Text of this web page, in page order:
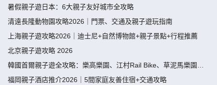
暑假親子遊日本：6大親子友好城市全攻略
清遠長隆動物園攻略2026｜門票、交通及親子遊玩指南
上海親子遊攻略2026｜迪士尼+自然博物館+親子景點+行程推薦
北京親子遊攻略 2026
韓國首爾親子遊全攻略：樂高樂園、江村Rail Bike、草泥馬樂園、
愛寶樂園、親子酒店
福岡親子酒店推介2026｜5間家庭友善住宿+交通攻略